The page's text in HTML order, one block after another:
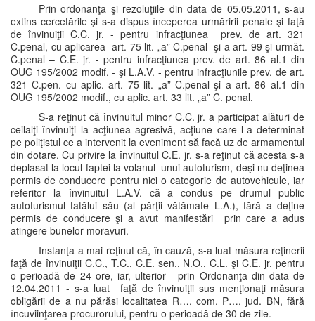
Prin ordonanţa şi rezoluţiile din data de 05.05.2011, s-au
extins cercetările şi s-a dispus începerea urmăririi penale şi faţă
de învinuiţii C.C. jr. - pentru infracţiunea prev. de art. 321
C.penal, cu aplicarea art. 75 lit. „a” C.penal şi a art. 99 şi următ.
C.penal – C.E. jr. - pentru infracţiunea prev. de art. 86 al.1 din
OUG 195/2002 modif. - şi L.A.V. - pentru infracţiunile prev. de art.
321 C.pen. cu aplic. art. 75 lit. „a” C.penal şi a art. 86 al.1 din
OUG 195/2002 modif., cu aplic. art. 33 lit. „a” C. penal.
S-a reţinut că învinuitul minor C.C. jr. a participat alături de
ceilalţi învinuiţi la acţiunea agresivă, acţiune care l-a determinat
pe poliţistul ce a intervenit la eveniment să facă uz de armamentul
din dotare. Cu privire la învinuitul C.E. jr. s-a reţinut că acesta s-a
deplasat la locul faptei la volanul unui autoturism, deşi nu deţinea
permis de conducere pentru nici o categorie de autovehicule, iar
referitor la învinuitul L.A.V. că a condus pe drumul public
autoturismul tatălui său (al părţii vătămate L.A.), fără a deţine
permis de conducere şi a avut manifestări prin care a adus
atingere bunelor moravuri.
Instanţa a mai reţinut că, în cauză, s-a luat măsura reţinerii
faţă de învinuiţii C.C., T.C., C.E. sen., N.O., C.L. şi C.E. jr. pentru
o perioadă de 24 ore, iar, ulterior - prin Ordonanţa din data de
12.04.2011 - s-a luat faţă de învinuiţii sus menţionaţi măsura
obligării de a nu părăsi localitatea R…, com. P…, jud. BN, fără
încuviinţarea procurorului, pentru o perioadă de 30 de zile.